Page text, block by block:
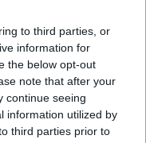
to third parties, or
information for
the below opt-out
note that after your
continue seeing
information utilized by
third parties prior to